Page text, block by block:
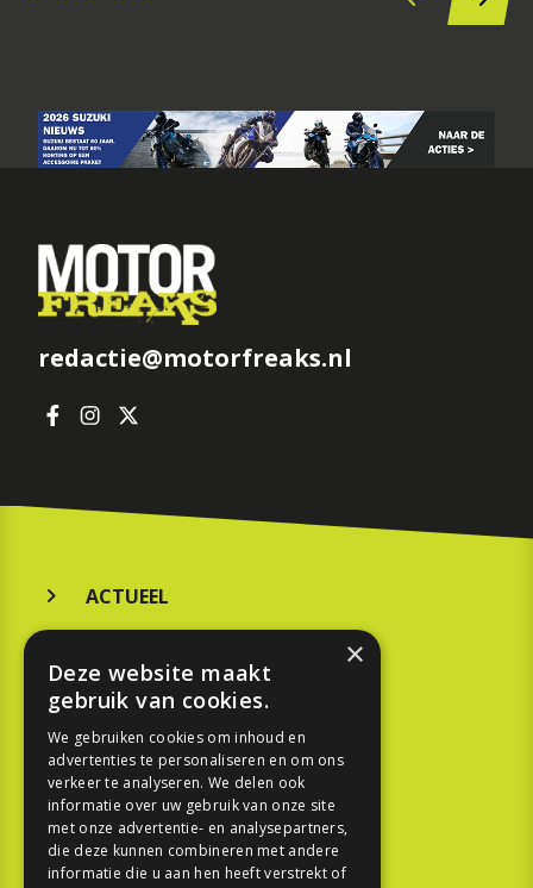
redactie@motorfreaks.nl
ACTUEEL
KOOPGIDS
TESTEN
SPORT
REPORTAGE
×
Deze website maakt
gebruik van cookies.
We gebruiken cookies om inhoud en
advertenties te personaliseren en om ons
verkeer te analyseren. We delen ook
informatie over uw gebruik van onze site
met onze advertentie- en analysepartners,
die deze kunnen combineren met andere
informatie die u aan hen heeft verstrekt of